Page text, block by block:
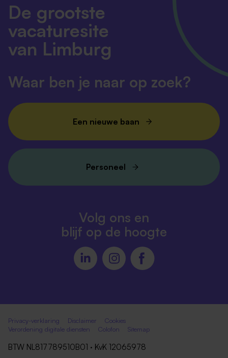
De grootste
vacaturesite
van Limburg
Waar ben je naar op zoek?
Een nieuwe baan
Personeel
Volg ons en
blijf op de hoogte
Privacy-verklaring Disclaimer
Cookies
Verordening digitale diensten
Colofon Sitemap
BTW NL817789510B01 · KvK 12065978